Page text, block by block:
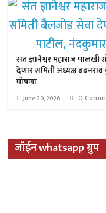
संत ज्ञानेश्वर महाराज
देणार समिती अध्यक्ष
घोषणा
June 20, 2026 0
जॉईन whatsapp ग्रुप